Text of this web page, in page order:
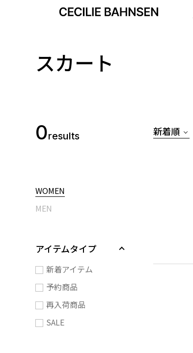
スカート
0results
WOMEN
MEN
アイテムタイプ
新着アイテム
予約商品
再入荷商品
SALE
新着順